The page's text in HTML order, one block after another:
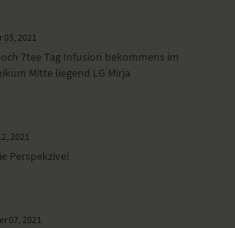
2021
7tee Tag Infusion bekommens im
Mitte liegend LG Mirja
2021
Perspekzive!
07, 2021